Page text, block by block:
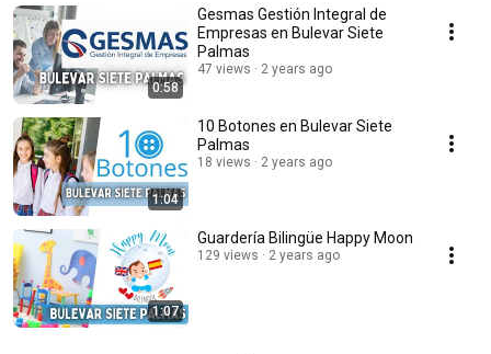
0:58
Gesmas Gestión Integral de
Empresas en Bulevar Siete
Palmas
47 views 2 years ago
1:04
10 Botones en Bulevar Siete
Palmas
18 views 2 years ago
1:07
Guardería Bilingüe Happy Moon
129 views 2 years ago